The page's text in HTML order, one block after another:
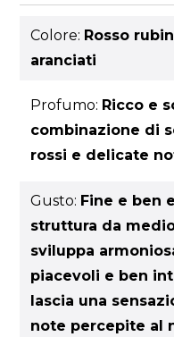
Colore: Rosso
aranciati
Profumo: Ricco e
combinazione di
rossi e delicate
Gusto: Fine e ben
struttura da
sviluppa
piacevoli e ben
lascia una
note percepite al